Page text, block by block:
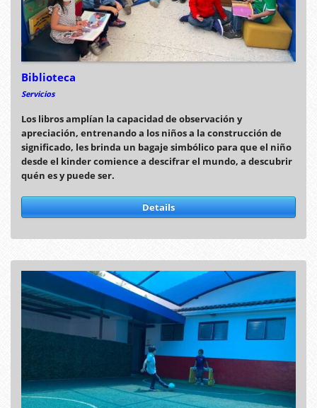
Biblioteca
Servicios
Los libros amplían la capacidad de observación y
apreciación, entrenando a los niños a la construcción de
significado, les brinda un bagaje simbólico para que el niño
desde el kinder comience a descifrar el mundo, a descubrir
quén es y puede ser.
Details